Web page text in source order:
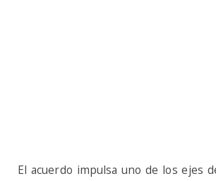
El acuerdo impulsa uno de los ejes